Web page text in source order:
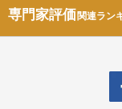
専門家評価関連ラン